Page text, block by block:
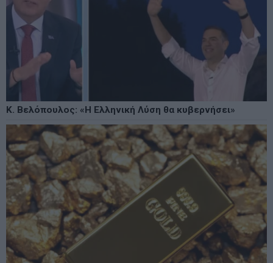
Κ. Βελόπουλος: «Η Ελληνική Λύση θα κυβερνήσει»